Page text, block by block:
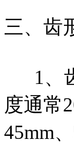
三、齿
1、齿
度通常
45mm